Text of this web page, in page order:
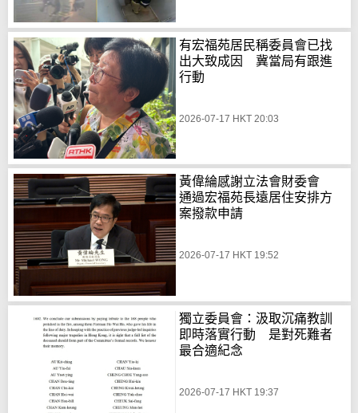
有宏福苑居民稱委員會已找
出大致成因 冀當局有跟進
行動
2026-07-17 HKT 20:03
黃偉綸感謝立法會財委會
通過宏福苑長遠居住安排方
案撥款申請
2026-07-17 HKT 19:52
獨立委員會：汲取沉痛教訓
即時落實行動 是對死難者
最合適紀念
2026-07-17 HKT 19:37